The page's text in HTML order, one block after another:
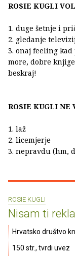
ROSIE KUGLI
1. duge šetnje i
2. gledanje
3. onaj feeling
more, dobre
beskraj!
ROSIE KUGLI NE
1. laž
2. licemjerje
3. nepravdu (hm,
ROSIE KUGLI
Nisam ti rekla
Hrvatsko društvo
150 str., tvrdi uvez